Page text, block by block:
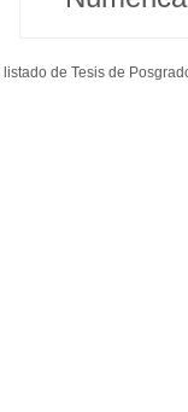
listado de Tesis de